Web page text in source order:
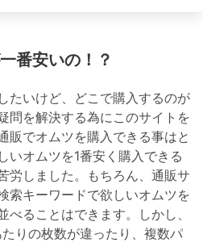
番安いの！？
たいけど、どこで購入するのが
問を解決する為にこのサイトを
販でオムツを購入できる事はと
いオムツを1番安く購入できる
労しました。もちろん、通販サ
索キーワードで欲しいオムツを
ることはできます。しかし、
りの枚数が違ったり、複数パ